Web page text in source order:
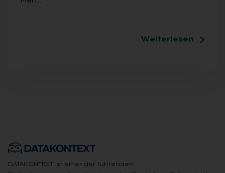
Weiterlesen
DATAKONTEXT ist einer der führenden